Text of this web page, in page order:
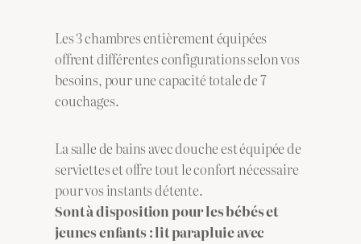
Les 3 chambres entièrement équipées
offrent différentes configurations selon vos
besoins, pour une capacité totale de 7
couchages.
La salle de bains avec douche est équipée de
serviettes et offre tout le confort nécessaire
pour vos instants détente.
Sont à disposition pour les bébés et
jeunes enfants : lit parapluie avec